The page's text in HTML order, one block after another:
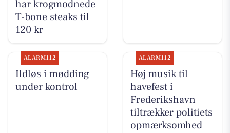
har krogmodnede
T-bone steaks til
120 kr
ALARM112
Ildløs i mødding
under kontrol
ALARM112
Høj musik til
havefest i
Frederikshavn
tiltrækker politiets
opmærksomhed